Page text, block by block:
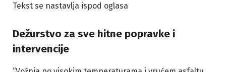
Tekst se nastavlja ispod oglasa
Dežurstvo za sve hitne popravke i
intervencije